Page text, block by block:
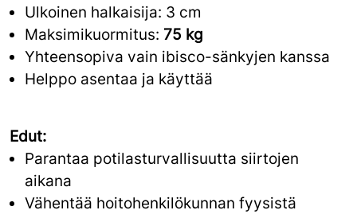
Ulkoinen halkaisija: 3 cm
Maksimikuormitus: 75 kg
Yhteensopiva vain ibisco-sänkyjen kanssa
Helppo asentaa ja käyttää
Edut:
Parantaa potilasturvallisuutta siirtojen
aikana
Vähentää hoitohenkilökunnan fyysistä